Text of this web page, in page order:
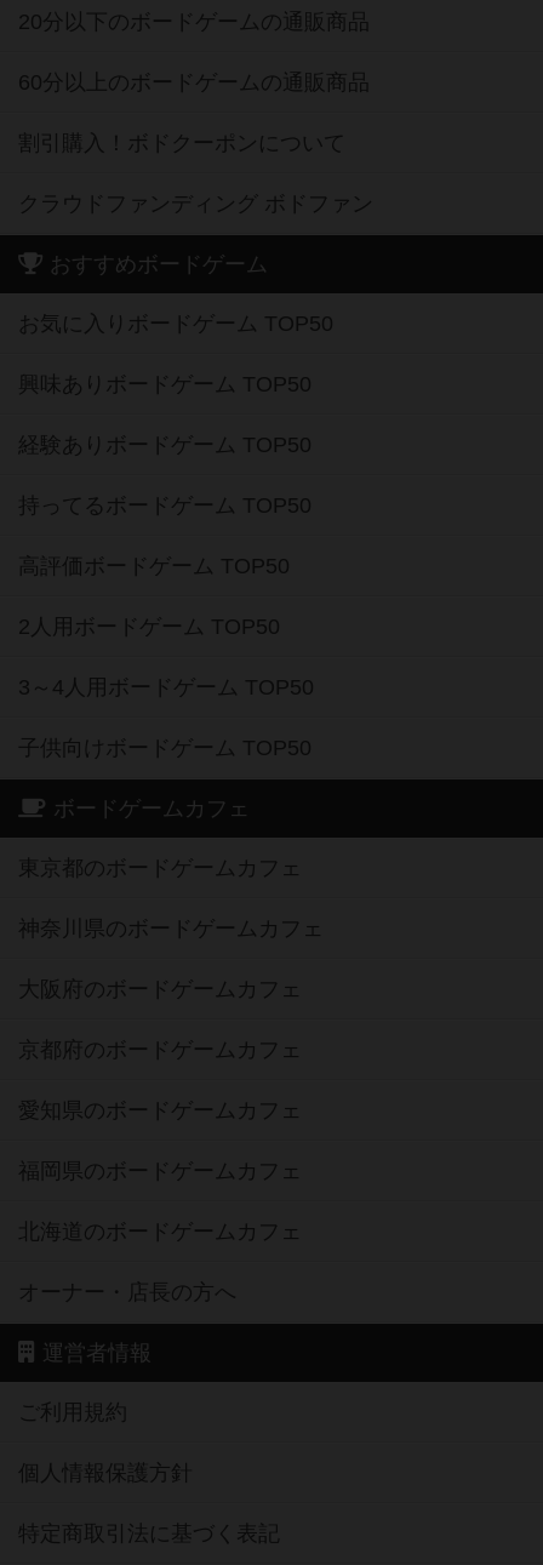
20分以下のボードゲームの通販商品
60分以上のボードゲームの通販商品
割引購入！ボドクーポンについて
クラウドファンディング ボドファン
おすすめボードゲーム
お気に入りボードゲーム TOP50
興味ありボードゲーム TOP50
経験ありボードゲーム TOP50
持ってるボードゲーム TOP50
高評価ボードゲーム TOP50
2人用ボードゲーム TOP50
3～4人用ボードゲーム TOP50
子供向けボードゲーム TOP50
ボードゲームカフェ
東京都のボードゲームカフェ
神奈川県のボードゲームカフェ
大阪府のボードゲームカフェ
京都府のボードゲームカフェ
愛知県のボードゲームカフェ
福岡県のボードゲームカフェ
北海道のボードゲームカフェ
オーナー・店長の方へ
運営者情報
ご利用規約
個人情報保護方針
特定商取引法に基づく表記